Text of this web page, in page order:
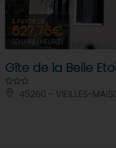
À PARTIR DE
627,76€
SEMAINE (MEUBLÉ)
Gîte de la Belle
45260 - VIEILLES-